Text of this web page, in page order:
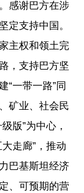
感谢巴方在涉
定支持中国。
主权和领土完
，支持巴方坚
“一带一路”同
矿业、社会民
版”为中心，
走廊”，推动
巴基斯坦经济
、可预期的营